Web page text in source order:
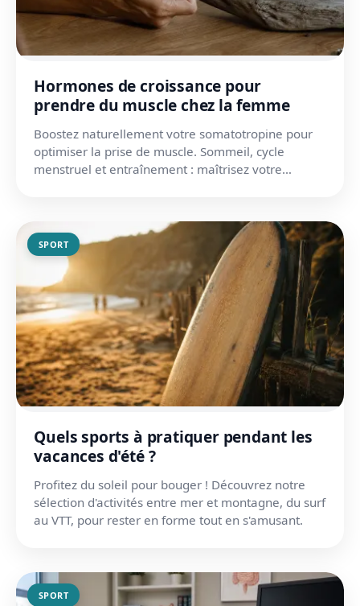
Hormones de croissance pour
prendre du muscle chez la femme
Boostez naturellement votre somatotropine pour
optimiser la prise de muscle. Sommeil, cycle
menstruel et entraînement : maîtrisez votre
SPORT
Quels sports à pratiquer pendant les
vacances d'été ?
Profitez du soleil pour bouger ! Découvrez notre
sélection d'activités entre mer et montagne, du surf
au VTT, pour rester en forme tout en s'amusant.
SPORT